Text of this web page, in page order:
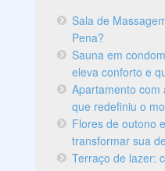
Sala de
Pena?
Sauna em
eleva conforto e
Apartamento com
que redefiniu o
Flores de outono
transformar sua
Terraço de lazer: